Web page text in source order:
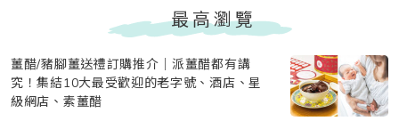
最高瀏覽
薑醋/豬腳薑送禮訂購推介｜派薑醋都有講
究！集結10大最受歡迎的老字號、酒店、星
級網店、素薑醋